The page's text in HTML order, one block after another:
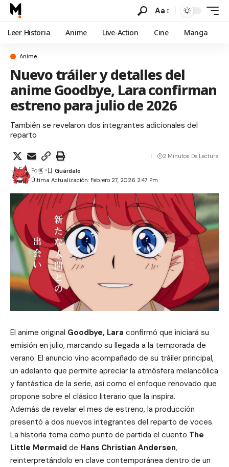
Aa
Leer Historia Anime Live-Action Cine Manga
Anime
Nuevo tráiler y detalles del
anime Goodbye, Lara confirman
estreno para julio de 2026
También se revelaron dos integrantes adicionales del
reparto
Última Actualización: Febrero 27, 2026 2:47 Pm
PorK
2 Minutos De Lectura
El anime original Goodbye, Lara confirmó que iniciará su
emisión en julio, marcando su llegada a la temporada de
verano. El anuncio vino acompañado de su tráiler principal,
un adelanto que permite apreciar la atmósfera melancólica
y fantástica de la serie, así como el enfoque renovado que
propone sobre el clásico literario que la inspira.
Además de revelar el mes de estreno, la producción
presentó a dos nuevos integrantes del reparto de voces.
La historia toma como punto de partida el cuento The
Little Mermaid de Hans Christian Andersen,
reinterpretándolo en clave contemporánea dentro de un